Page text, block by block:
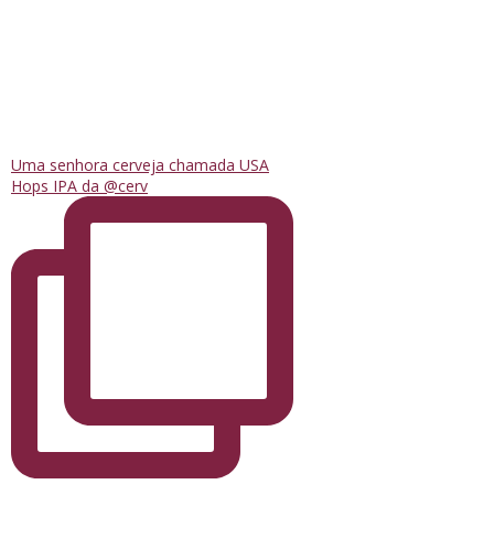
Uma senhora cerveja chamada USA
Hops IPA da @cerv